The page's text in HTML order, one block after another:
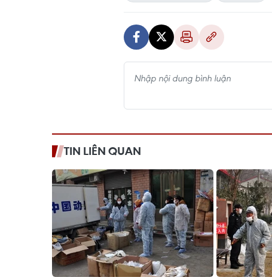
TIN LIÊN QUAN